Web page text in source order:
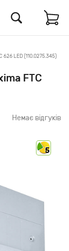
626 LED (110.0275.345)
FTC
Немає відгуків
5